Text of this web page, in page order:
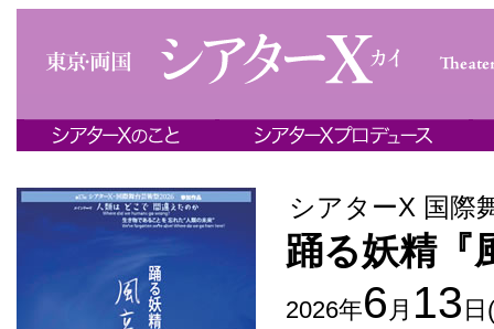
シアターΧ 国際
踊る妖精『
2026年6 月 13